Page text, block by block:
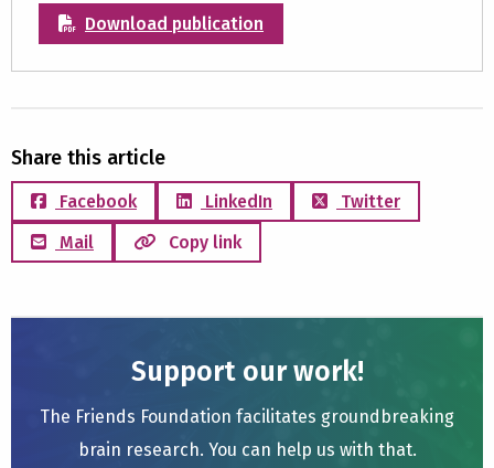
Download publication
Share this article
Facebook LinkedIn
Twitter
Mail
Copy link
Support our work!
The Friends Foundation facilitates groundbreaking
brain research. You can help us with that.